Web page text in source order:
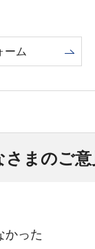
ーム
まのご
かった